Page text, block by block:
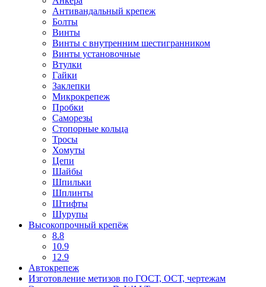
Антивандальный крепеж
Болты
Винты
Винты с внутренним шестигранником
Винты установочные
Втулки
Гайки
Заклепки
Микрокрепеж
Пробки
Саморезы
Стопорные кольца
Тросы
Хомуты
Цепи
Шайбы
Шпильки
Шплинты
Штифты
Шурупы
Высокопрочный крепёж
8.8
10.9
12.9
Автокрепеж
Изготовление метизов по ГОСТ, ОСТ, чертежам